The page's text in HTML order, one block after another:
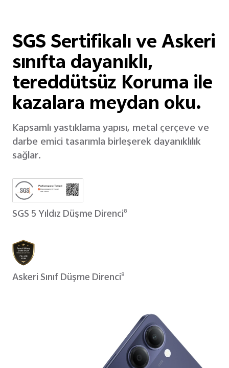
SGS Sertifikalı ve Askeri
sınıfta dayanıklı,
tereddütsüz Koruma ile
kazalara meydan oku.
Kapsamlı yastıklama yapısı, metal çerçeve ve
darbe emici tasarımla birleşerek dayanıklılık
sağlar.
SGS 5 Yıldız Düşme Direnci8
Askeri Sınıf Düşme Direnci8